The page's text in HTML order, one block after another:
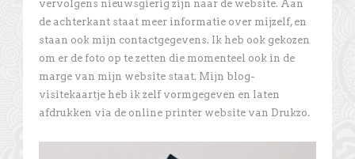
vervolgens nieuwsgierig zijn naar de website. Aan
de achterkant staat meer informatie over mijzelf, en
staan ook mijn contactgegevens. Ik heb ook gekozen
om er de foto op te zetten die momenteel ook in de
marge van mijn website staat. Mijn blog-
visitekaartje heb ik zelf vormgegeven en laten
afdrukken via de online printer website van Drukzo.